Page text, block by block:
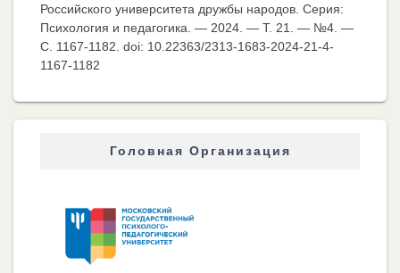
Российского университета дружбы народов. Серия:
Психология и педагогика. — 2024. — Т. 21. — №4. —
C. 1167-1182. doi: 10.22363/2313-1683-2024-21-4-
1167-1182
Головная Организация